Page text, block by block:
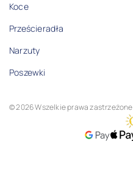
Koce
Prześcieradła
Narzuty
Poszewki
© 2026 Wszelkie prawa zastrzeżone